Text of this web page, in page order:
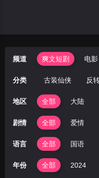
频道 爽文短剧 电影
分类
年代穿越 古装仙侠 反
地区 全部 大陆
剧情 全部 爱情
语言 全部 国语
年份 全部 2024